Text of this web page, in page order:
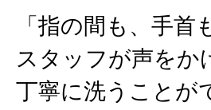
「指の間も、手首
スタッフが声をか
丁寧に洗うことが